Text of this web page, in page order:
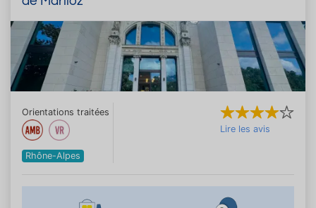
Orientations traitées
Rhône-Alpes
Lire les avis